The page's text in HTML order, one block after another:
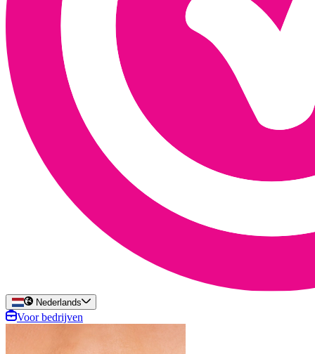
Nederlands
Voor bedrijven